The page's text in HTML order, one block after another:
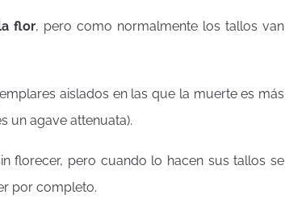
flor, pero como normalmente los tallos van
aislados en las que la muerte es más
un agave attenuata).
florecer, pero cuando lo hacen sus tallos se
por completo.